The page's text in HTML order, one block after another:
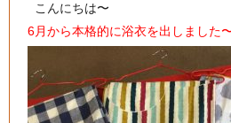
こんにちは〜
6月から本格的に浴衣を出しました〜